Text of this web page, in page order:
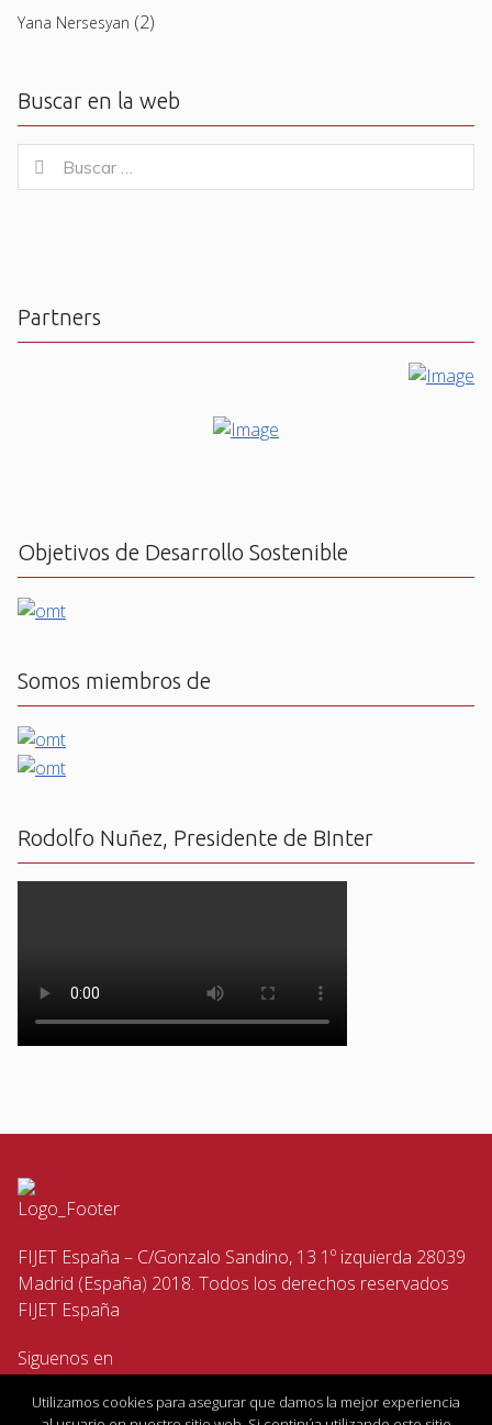
Yana Nersesyan (2)
Buscar en la web
for:
Buscar
Partners
Objetivos de Desarrollo Sostenible
Somos miembros de
Rodolfo Nuñez, Presidente de BInter
FIJET España – C/Gonzalo Sandino, 13 1º izquierda 28039
Madrid (España) 2018. Todos los derechos reservados
FIJET España
Siguenos en
Utilizamos cookies para asegurar que damos la mejor experiencia